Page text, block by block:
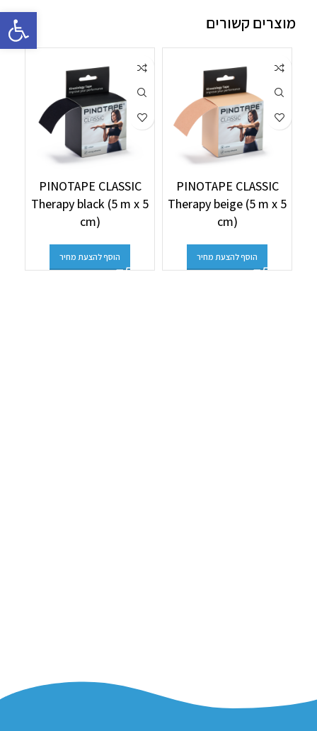
מוצרים קשורים
PINOTAPE CLASSIC
Therapy beige (5 m x 5
cm)
הוסף להצעת מחיר
PINOTAPE CLASSIC
Therapy black (5 m x 5
cm)
הוסף להצעת מחיר
פתח